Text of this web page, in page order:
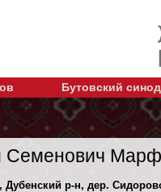
Бутовский
Семенович
Дубенский р-н, дер.